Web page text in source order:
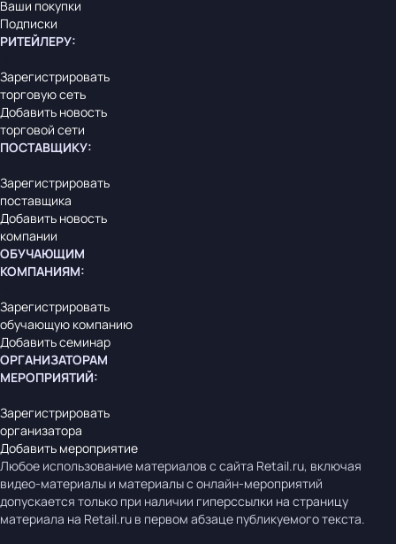
Ваши покупки
Подписки
РИТЕЙЛЕРУ:
Зарегистрировать
торговую сеть
Добавить новость
торговой сети
ПОСТАВЩИКУ:
Зарегистрировать
поставщика
Добавить новость
компании
ОБУЧАЮЩИМ
КОМПАНИЯМ:
Зарегистрировать
обучающую компанию
Добавить семинар
ОРГАНИЗАТОРАМ
МЕРОПРИЯТИЙ:
Зарегистрировать
организатора
Добавить мероприятие
Любое использование материалов с сайта Retail.ru, включая
видео-материалы и материалы с онлайн-мероприятий
допускается только при наличии гиперссылки на страницу
материала на Retail.ru в первом абзаце публикуемого текста.